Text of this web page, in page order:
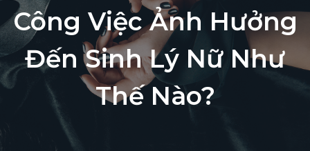
Công Việc Ảnh Hưởng
Đến Sinh Lý Nữ Như
Thế Nào?